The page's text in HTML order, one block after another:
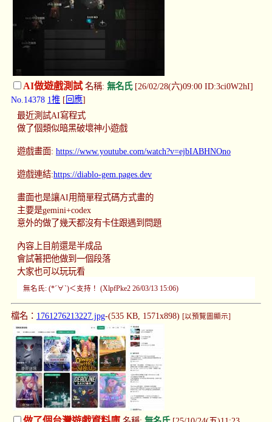
AI做遊戲測試名稱: 無名氏[26/02/28(六)09:00 ID:3ci0W2hI]
No.14378 1推 [ 回應]
最近測試AI寫程式
做了個類似暗黑破壞神小遊戲
遊戲畫面: https://www.youtube.com/watch?v=ejbIABHNOno
遊戲連結:https://diablo-gem.pages.dev
畫面也是讓AI用簡單程式碼方式畫的
主要是gemini+codex
意外的做了幾天都沒有卡住跟遇到問題
內容上目前還是半成品
會試著把他做到一個段落
大家也可以玩玩看
無名氏: (*´∀`)＜支持！ (XlpfPke2 26/03/13 15:06)
檔名： 1761276213227.jpg-(535 KB, 1571x898) [以預覽圖顯示]